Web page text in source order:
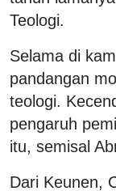
Teologi.
Selama di
pandangan
teologi.
pengaruh
itu, semisal
Dari Keunen,